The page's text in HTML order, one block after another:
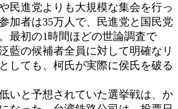
民進党よりも大規模な集会を行っ
加者は35万人で、民進党と国民党
最初の1時間ほどの世論調査で
藍の候補者全員に対して明確なリ
しても、柯氏が実際に侯氏を破る
いと予想されていた選挙戦は、か